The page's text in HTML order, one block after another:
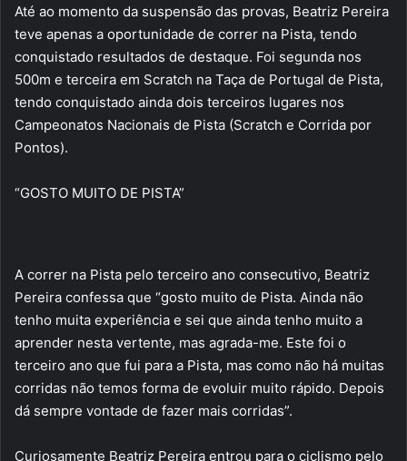
Até ao momento da suspensão das provas, Beatriz Pereira
teve apenas a oportunidade de correr na Pista, tendo
conquistado resultados de destaque. Foi segunda nos
500m e terceira em Scratch na Taça de Portugal de Pista,
tendo conquistado ainda dois terceiros lugares nos
Campeonatos Nacionais de Pista (Scratch e Corrida por
Pontos).
“GOSTO MUITO DE PISTA”
A correr na Pista pelo terceiro ano consecutivo, Beatriz
Pereira confessa que “gosto muito de Pista. Ainda não
tenho muita experiência e sei que ainda tenho muito a
aprender nesta vertente, mas agrada-me. Este foi o
terceiro ano que fui para a Pista, mas como não há muitas
corridas não temos forma de evoluir muito rápido. Depois
dá sempre vontade de fazer mais corridas”.
Curiosamente Beatriz Pereira entrou para o ciclismo pelo